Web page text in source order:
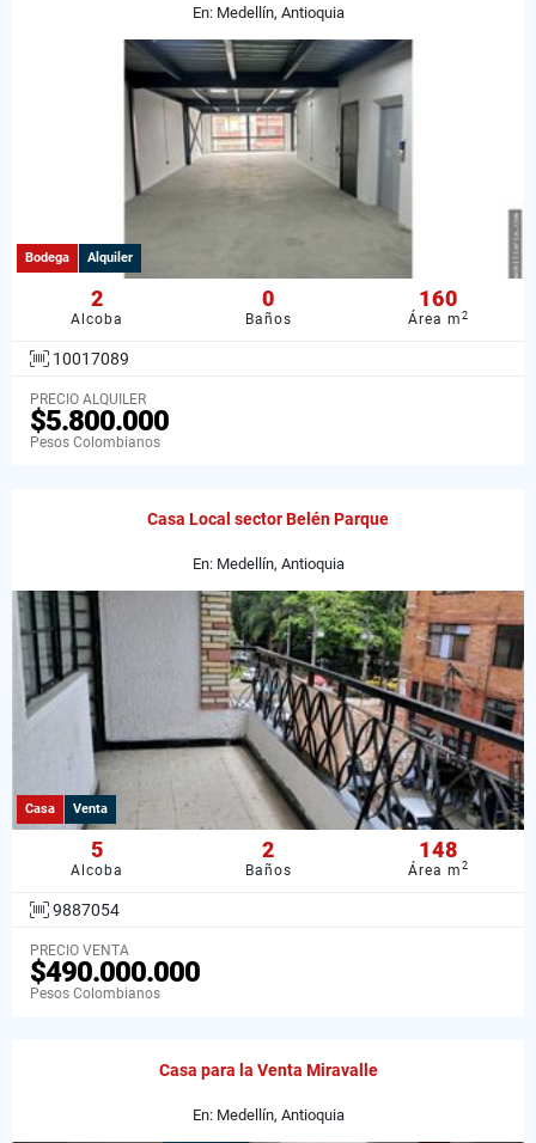
En: Medellín, Antioquia
Bodega Alquiler
2
Alcoba
0
Baños
160
Área m2
10017089
PRECIO ALQUILER
$5.800.000
Pesos Colombianos
Casa Local sector Belén Parque
En: Medellín, Antioquia
Casa Venta
5
Alcoba
2
Baños
148
Área m2
9887054
PRECIO VENTA
$490.000.000
Pesos Colombianos
Casa para la Venta Miravalle
En: Medellín, Antioquia